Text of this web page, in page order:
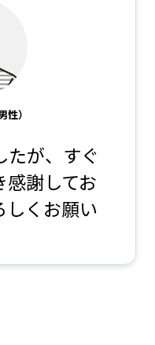
性）
たが、すぐ
感謝してお
しくお願い